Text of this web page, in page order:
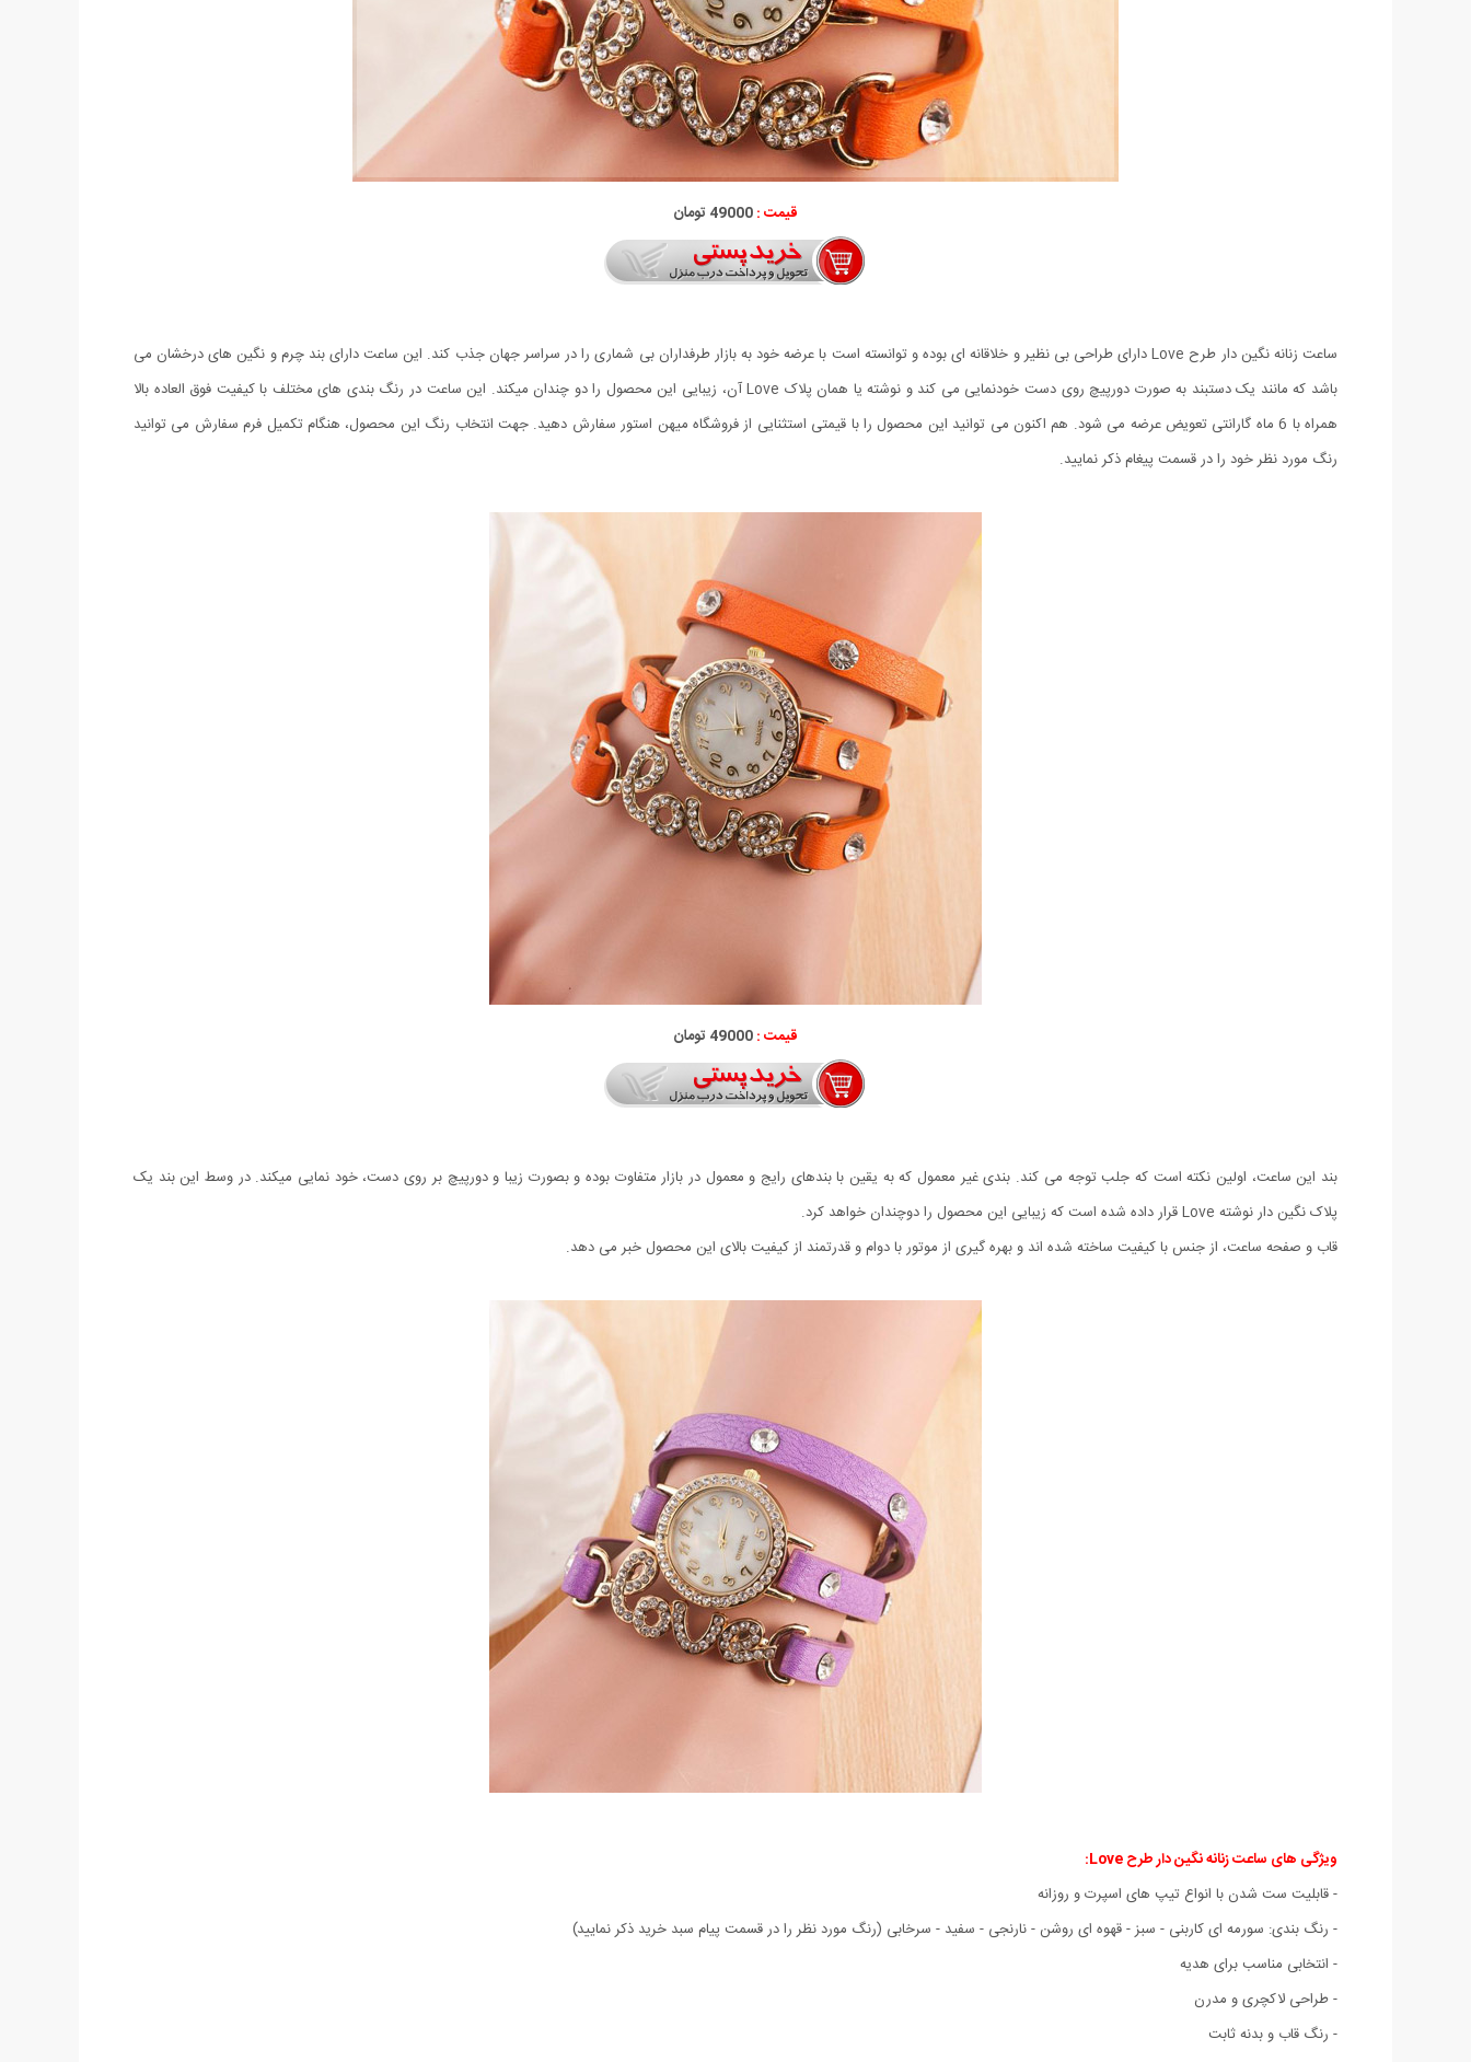
قیمت :49000 تومان
ساعت زنانه نگین دار طرح Love دارای طراحی بی نظیر و خلاقانه ای بوده و توانسته است با عرضه خود به بازار طرفداران بی شماری را در سراسر جهان جذب کند. این ساعت دارای بند چرم و نگین های درخشان می
باشد که مانند یک دستبند به صورت دورپیچ روی دست خودنمایی می کند و نوشته یا همان پلاک Love آن، زیبایی این محصول را دو چندان میکند. این ساعت در رنگ بندی های مختلف با کیفیت فوق العاده بالا
همراه با 6 ماه گارانتی تعویض عرضه می شود. هم اکنون می توانید این محصول را با قیمتی استثنایی از فروشگاه میهن استور سفارش دهید. جهت انتخاب رنگ این محصول، هنگام تکمیل فرم سفارش می توانید
رنگ مورد نظر خود را در قسمت پیغام ذکر نمایید.
قیمت :49000 تومان
بند این ساعت، اولین نکته است که جلب توجه می کند. بندی غیر معمول که به یقین با بندهای رایج و معمول در بازار متفاوت بوده و بصورت زیبا و دورپیچ بر روی دست، خود نمایی میکند. در وسط این بند یک
پلاک نگین دار نوشته Love قرار داده شده است که زیبایی این محصول را دوچندان خواهد کرد.
قاب و صفحه ساعت، از جنس با کیفیت ساخته شده اند و بهره گیری از موتور با دوام و قدرتمند از کیفیت بالای این محصول خبر می دهد.
ویژگی های ساعت زنانه نگین دار طرح Love:
- قابلیت ست شدن با انواع تیپ های اسپرت و روزانه
- رنگ بندی: سورمه ای کاربنی - سبز - قهوه ای روشن - نارنجی - سفید - سرخابی (رنگ مورد نظر را در قسمت پیام سبد خرید ذکر نمایید)
- انتخابی مناسب برای هدیه
- طراحی لاکچری و مدرن
- رنگ قاب و بدنه ثابت